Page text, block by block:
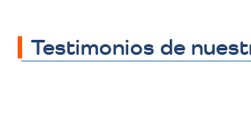
Testimonios de